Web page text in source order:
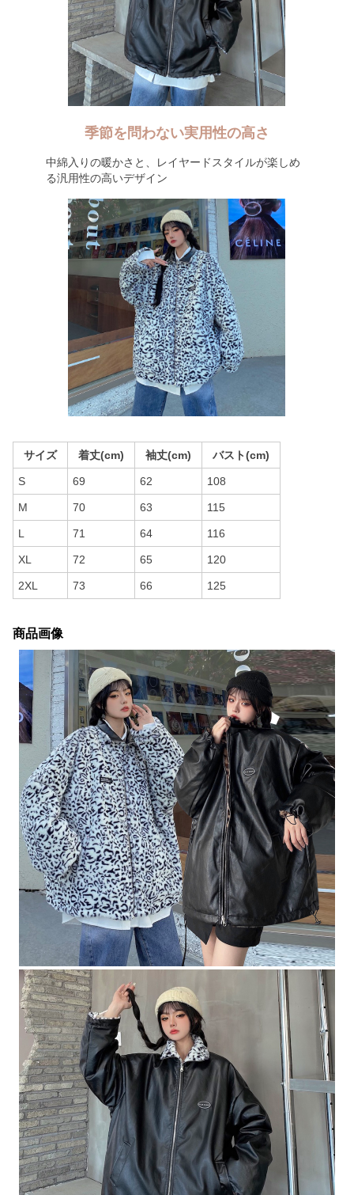
季節を問わない実用性の高さ
中綿入りの暖かさと、レイヤードスタイルが楽しめ
る汎用性の高いデザイン
サイズ 着丈(cm) 袖丈(cm) バスト(cm)
S 69 62 108
M 70 63 115
L 71 64 116
XL 72 65 120
2XL 73 66 125
商品画像